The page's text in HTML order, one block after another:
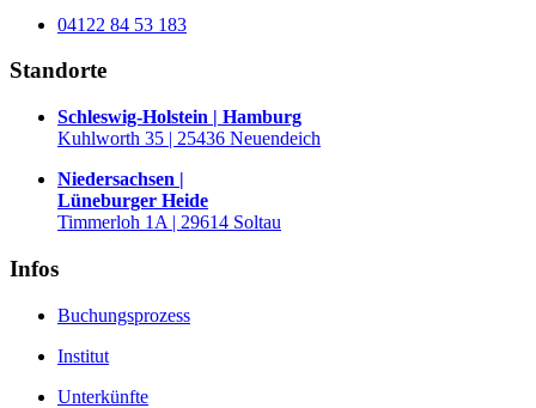
04122 84 53 183
Standorte
Schleswig-Holstein | Hamburg
Kuhlworth 35 | 25436 Neuendeich
Niedersachsen |
Lüneburger Heide
Timmerloh 1A | 29614 Soltau
Infos
Buchungsprozess
Institut
Unterkünfte